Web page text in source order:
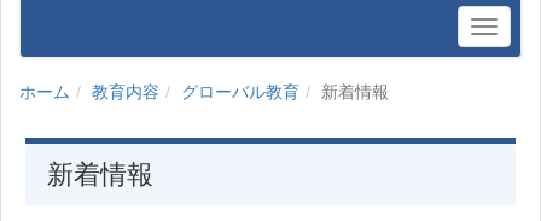
ホーム 教育内容 グローバル教育 新着情報
新着情報